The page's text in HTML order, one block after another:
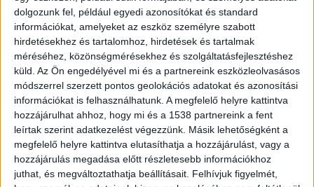
dolgozunk fel, például egyedi azonosítókat és standard
információkat, amelyeket az eszköz személyre szabott
hirdetésekhez és tartalomhoz, hirdetések és tartalmak
méréséhez, közönségmérésekhez és szolgáltatásfejlesztéshez
küld. Az Ön engedélyével mi és a partnereink eszközleolvasásos
módszerrel szerzett pontos geolokációs adatokat és azonosítási
információkat is felhasználhatunk. A megfelelő helyre kattintva
hozzájárulhat ahhoz, hogy mi és a 1538 partnereink a fent
leírtak szerint adatkezelést végezzünk. Másik lehetőségként a
megfelelő helyre kattintva elutasíthatja a hozzájárulást, vagy a
hozzájárulás megadása előtt részletesebb információkhoz
juthat, és megváltoztathatja beállításait. Felhívjuk figyelmét,
hosszú távú megőrzésének megalapozása” elnevezésű
KEHOP Plusz átfogó célja a források és a patak
medrében felhalmozódott iszapborítás csökkentése és
iszapbemosódás bekövetkeztének megakadályozása –
emelte ki Rácz András.
Kifejtette, hogy Kács hidrológiai, hidrogeológiai
szempontból is kiemelkedő jelentőségű területe ad
otthont a hideg- és langyos forrásokból táplálkozó
Kácsi-patak egyedülálló csigafaunájának. A patak
langyos vizű ágában él az egyedülálló kácsi patakcsiga